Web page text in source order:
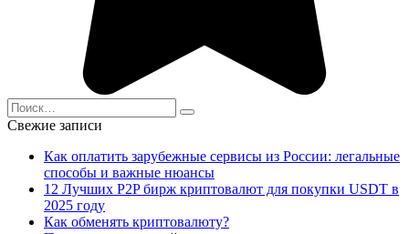
Search
for:
Свежие записи
Как оплатить зарубежные сервисы из России: легальные
способы и важные нюансы
12 Лучших P2P бирж криптовалют для покупки USDT в
2025 году
Как обменять криптовалюту?